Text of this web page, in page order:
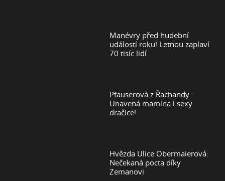
Manévry před hudební
událostí roku! Letnou zaplaví
70 tisíc lidí
Pfauserová z Řachandy:
Unavená mamina i sexy
dračice!
Hvězda Ulice Obermaierová:
Nečekaná pocta díky
Zemanovi